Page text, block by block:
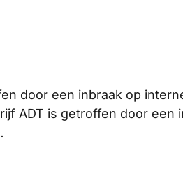
door een inbraak op
ADT is getroffen door een